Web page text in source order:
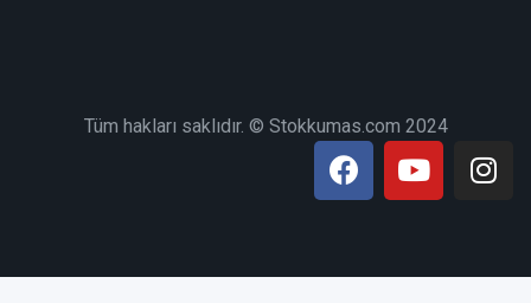
Tüm hakları saklıdır. © Stokkumas.com 2024